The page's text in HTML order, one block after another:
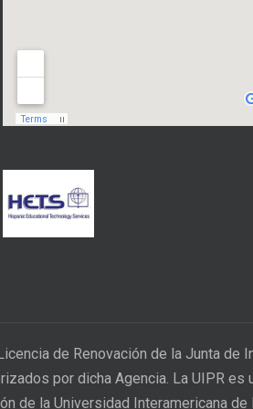
de Renovación de la Junta
por dicha Agencia. La UIPR
de la Universidad Interamericana